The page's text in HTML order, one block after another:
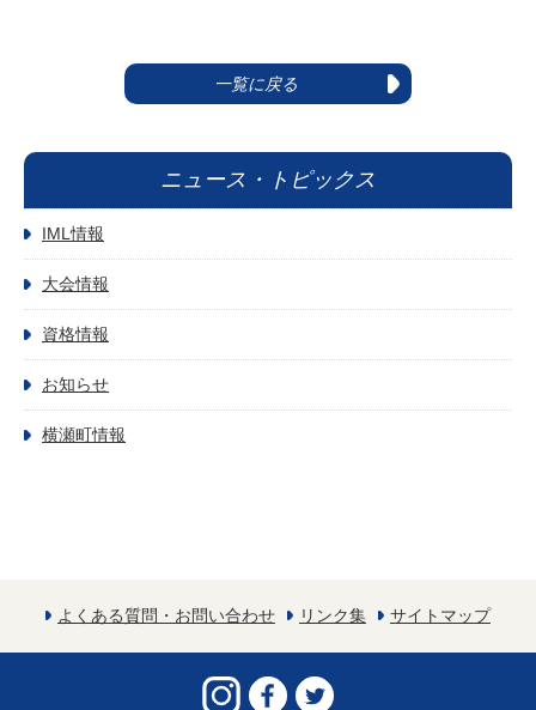
一覧に戻る
ニュース・トピックス
IML情報
大会情報
資格情報
お知らせ
横瀬町情報
よくある質問・お問い合わせ リンク集 サイトマップ